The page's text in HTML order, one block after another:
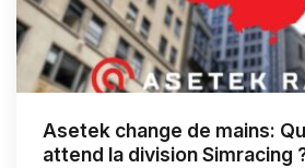
Asetek change de mains:
attend la division Simracing